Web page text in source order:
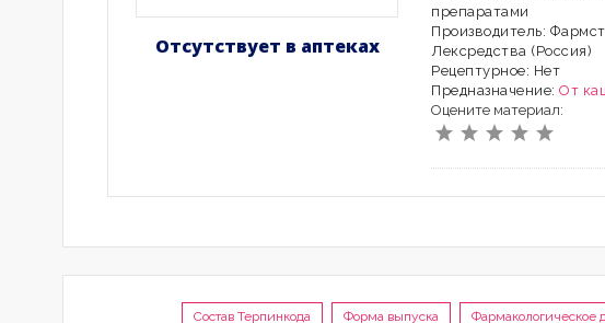
Отсутствует в аптеках
препаратами
Производитель:
Лексредства (Россия)
Рецептурное: Нет
Предназначение:От
Оцените материал:
Состав Терпинкода Форма выпуска Фармакологическое